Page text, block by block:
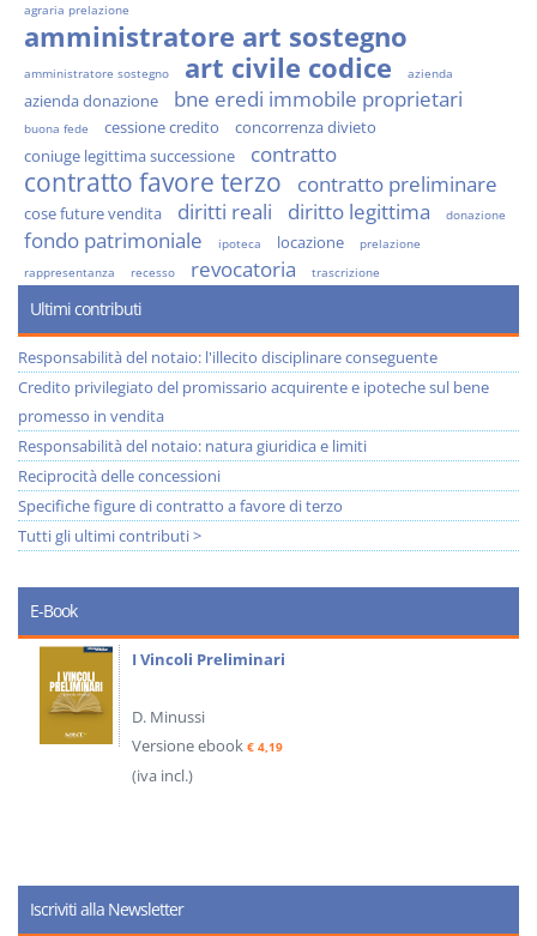
agraria prelazione
amministratore art sostegno
amministratore sostegno art civile codice azienda
azienda donazione bne eredi immobile proprietari
buona fede cessione credito
concorrenza divieto
coniuge legittima successione
contratto
contratto favore terzo contratto preliminare
cose future vendita diritti reali diritto legittima donazione
fondo patrimoniale ipoteca locazione
prelazione
rappresentanza
recesso revocatoria trascrizione
Ultimi contributi
Responsabilità del notaio: l'illecito disciplinare conseguente
Credito privilegiato del promissario acquirente e ipoteche sul bene
promesso in vendita
Responsabilità del notaio: natura giuridica e limiti
Reciprocità delle concessioni
Specifiche figure di contratto a favore di terzo
Tutti gli ultimi contributi >
E-Book
I Vincoli Preliminari
D. Minussi
Versione ebook € 4,19
(iva incl.)
Iscriviti alla Newsletter